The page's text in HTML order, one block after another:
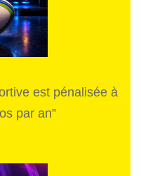
est pénalisée à
par an”